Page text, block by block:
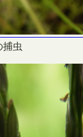
捕虫